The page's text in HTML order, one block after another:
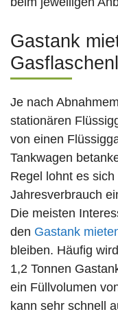
Gastank
Je nach
stationären
von einen
Tankwagen
Regel lohnt es
Jahresverbrauch
Die meisten
den Gastank
bleiben. Häufig
1,2 Tonnen
ein Füllvolumen
kann sehr schnell